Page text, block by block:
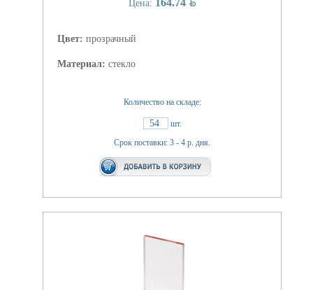
Цена: 164.74
Цвет: прозрачный
Материал: стекло
Количество на складе:
54
шт.
Срок поставки: 3 - 4 р. дня.